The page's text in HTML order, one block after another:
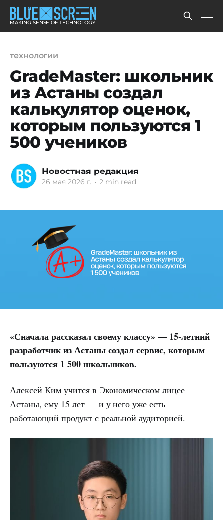
MAKING SENSE OF TECHNOLOGY
технологии
GradeMaster: школьник
из Астаны создал
калькулятор оценок,
которым пользуются 1
500 учеников
Новостная редакция
26 мая 2026 г. • 2 min read
«Сначала рассказал своему классу» — 15-летний
разработчик из Астаны создал сервис, которым
пользуются 1 500 школьников.
Алексей Ким учится в Экономическом лицее
Астаны, ему 15 лет — и у него уже есть
работающий продукт с реальной аудиторией.